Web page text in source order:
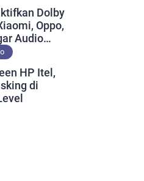
Dolby
Oppo,
Audio
HP Itel,
di